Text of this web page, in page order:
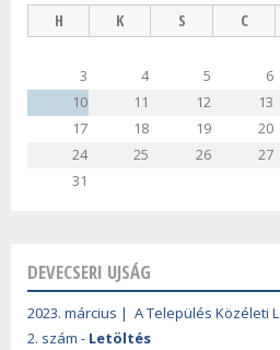
H K S C
3
4 5 6
10
11 12 13
17
18 19 20
24
25 26 27
31
DEVECSERI UJSÁG
2023. március | A Település Közéleti
2. szám - Letöltés